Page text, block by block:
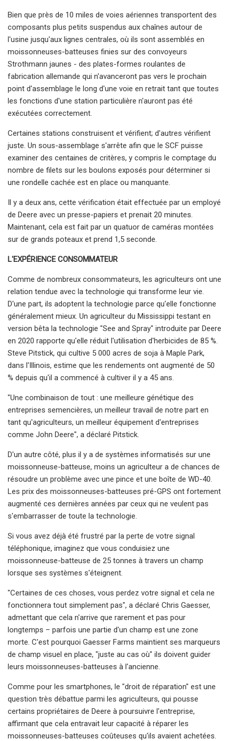
Bien que près de 10 miles de voies aériennes transportent des
composants plus petits suspendus aux chaînes autour de
l'usine jusqu'aux lignes centrales, où ils sont assemblés en
moissonneuses-batteuses finies sur des convoyeurs
Strothmann jaunes - des plates-formes roulantes de
fabrication allemande qui n'avanceront pas vers le prochain
point d'assemblage le long d'une voie en retrait tant que toutes
les fonctions d'une station particulière n'auront pas été
exécutées correctement.
Certaines stations construisent et vérifient; d'autres vérifient
juste. Un sous-assemblage s'arrête afin que le SCF puisse
examiner des centaines de critères, y compris le comptage du
nombre de filets sur les boulons exposés pour déterminer si
une rondelle cachée est en place ou manquante.
Il y a deux ans, cette vérification était effectuée par un employé
de Deere avec un presse-papiers et prenait 20 minutes.
Maintenant, cela est fait par un quatuor de caméras montées
sur de grands poteaux et prend 1,5 seconde.
L'EXPÉRIENCE CONSOMMATEUR
Comme de nombreux consommateurs, les agriculteurs ont une
relation tendue avec la technologie qui transforme leur vie.
D'une part, ils adoptent la technologie parce qu'elle fonctionne
généralement mieux. Un agriculteur du Mississippi testant en
version bêta la technologie "See and Spray" introduite par Deere
en 2020 rapporte qu'elle réduit l'utilisation d'herbicides de 85 %.
Steve Pitstick, qui cultive 5 000 acres de soja à Maple Park,
dans l'Illinois, estime que les rendements ont augmenté de 50
% depuis qu'il a commencé à cultiver il y a 45 ans.
"Une combinaison de tout : une meilleure génétique des
entreprises semencières, un meilleur travail de notre part en
tant qu'agriculteurs, un meilleur équipement d'entreprises
comme John Deere", a déclaré Pitstick.
D'un autre côté, plus il y a de systèmes informatisés sur une
moissonneuse-batteuse, moins un agriculteur a de chances de
résoudre un problème avec une pince et une boîte de WD-40.
Les prix des moissonneuses-batteuses pré-GPS ont fortement
augmenté ces dernières années par ceux qui ne veulent pas
s'embarrasser de toute la technologie.
Si vous avez déjà été frustré par la perte de votre signal
téléphonique, imaginez que vous conduisiez une
moissonneuse-batteuse de 25 tonnes à travers un champ
lorsque ses systèmes s'éteignent.
"Certaines de ces choses, vous perdez votre signal et cela ne
fonctionnera tout simplement pas", a déclaré Chris Gaesser,
admettant que cela n'arrive que rarement et pas pour
longtemps – parfois une partie d'un champ est une zone
morte. C'est pourquoi Gaesser Farms maintient ses marqueurs
de champ visuel en place, "juste au cas où" ils doivent guider
leurs moissonneuses-batteuses à l'ancienne.
Comme pour les smartphones, le "droit de réparation" est une
question très débattue parmi les agriculteurs, qui pousse
certains propriétaires de Deere à poursuivre l'entreprise,
affirmant que cela entravait leur capacité à réparer les
moissonneuses-batteuses coûteuses qu'ils avaient achetées.